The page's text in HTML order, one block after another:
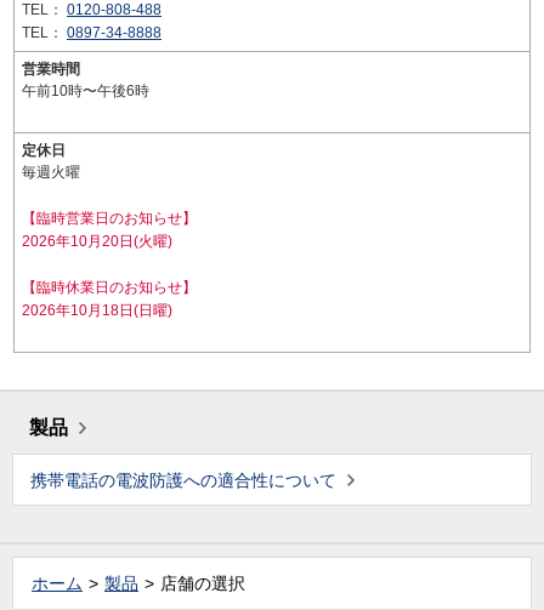
TEL： 0120-808-488
TEL： 0897-34-8888
営業時間
午前10時〜午後6時
定休日
毎週火曜
【臨時営業日のお知らせ】
2026年10月20日(火曜)
【臨時休業日のお知らせ】
2026年10月18日(日曜)
製品
携帯電話の電波防護への適合性について
ホーム 製品 店舗の選択